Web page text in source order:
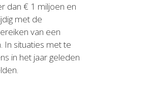
dan € 1 miljoen en
met de
van een
In situaties met te
in het jaar geleden